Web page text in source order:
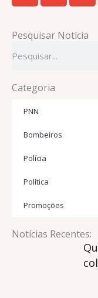
Pesquisar Notícia
Categoria
PNN
Bombeiros
Polícia
Política
Promoções
Notícias Recentes: